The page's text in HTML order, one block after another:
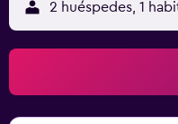
aire libre, sauna y
2 huéspedes, 1